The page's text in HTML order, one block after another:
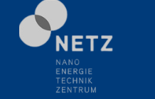
methodology and its
liquid interfaces
09.09.2025
Colloquium IMPR
It's all about transitions -